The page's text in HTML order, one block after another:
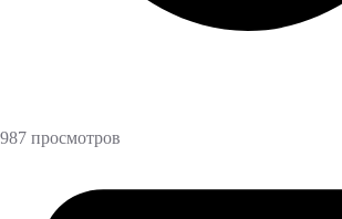
987 просмотров